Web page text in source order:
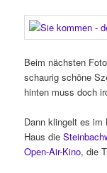
Beim nächsten
schaurig schöne
hinten muss doch
Dann klingelt es im
Haus die
Open-Air-Kino, die